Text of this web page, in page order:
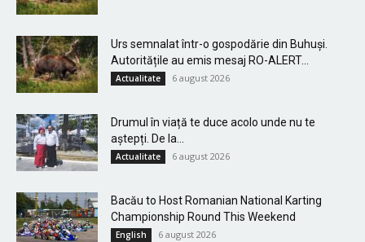
Urs semnalat într-o gospodărie din Buhuși.
Autoritățile au emis mesaj RO-ALERT...
Actualitate 6 august 2026
Drumul în viață te duce acolo unde nu te
aștepți. De la...
Actualitate 6 august 2026
Bacău to Host Romanian National Karting
Championship Round This Weekend
English 6 august 2026